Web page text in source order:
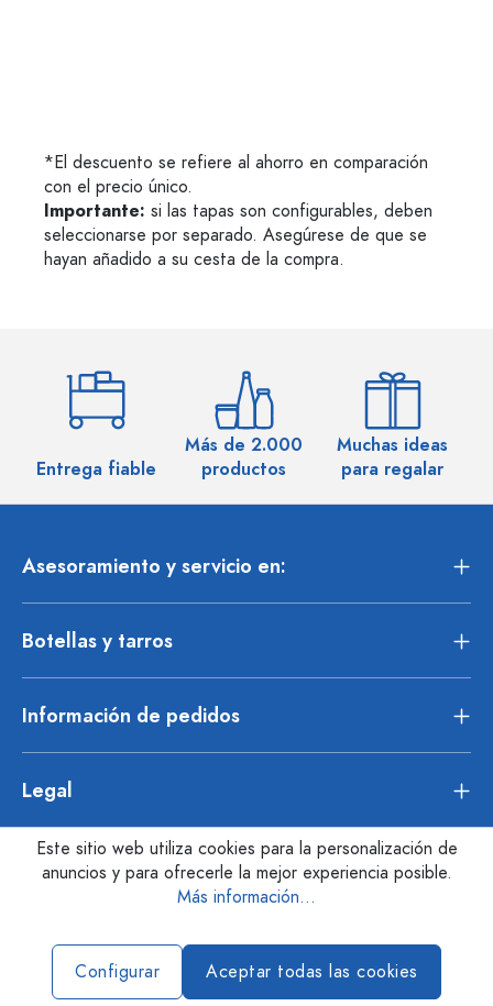
*El descuento se refiere al ahorro en comparación
con el precio único.
Importante: si las tapas son configurables, deben
seleccionarse por separado. Asegúrese de que se
hayan añadido a su cesta de la compra.
Entrega fiable
Más de 2.000
productos
Muchas ideas
para regalar
Asesoramiento y servicio en:
Botellas y tarros
Información de pedidos
Legal
Este sitio web utiliza cookies para la personalización de
anuncios y para ofrecerle la mejor experiencia posible.
Más información...
Configurar Aceptar todas las cookies